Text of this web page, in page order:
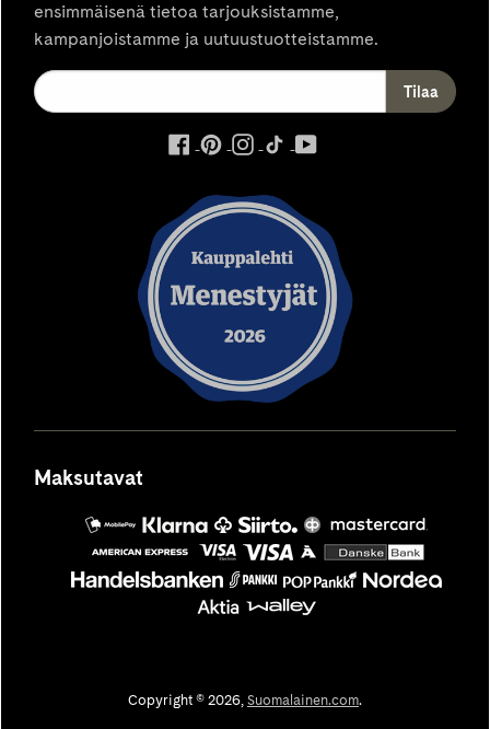
ensimmäisenä tietoa tarjouksistamme,
kampanjoistamme ja uutuustuotteistamme.
ulkoinen
avautuu
uuteen
välilehteen
ulkoinen
avautuu
uuteen
välilehteen
ulkoinen
avautuu
uuteen
välilehteen
ulkoinen
uuteen
välilehteen
välilehteen
Maksutavat
MobilePay
Säästöpankki
Siirto
OP
Mastercard
Copyright © 2026, Suomalainen.com.